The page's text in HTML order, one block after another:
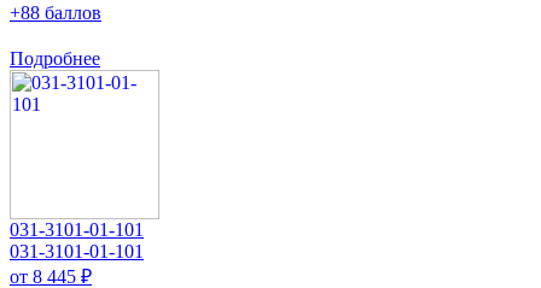
+88 баллов
Подробнее
031-3101-01-101
031-3101-01-101
от 8 445 ₽